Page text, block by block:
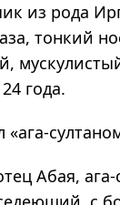
из рода
тон­кий
года.
«ага-
Абая, ага-